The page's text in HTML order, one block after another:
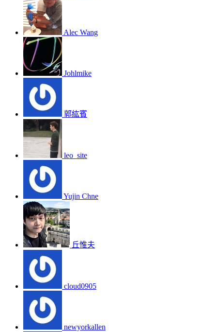
Alec Wang
Johlmike
郭紘賓
leo_site
Yujin Chne
丘惟夫
cloud0905
newyorkallen